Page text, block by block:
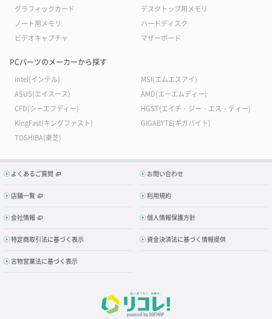
グラフィックカード
デスクトップ用メモリ
ノート用メモリ
ハードディスク
ビデオキャプチャ
マザーボード
PCパーツのメーカーから探す
intel(インテル)
MSI(エムエスアイ)
ASUS(エイスース)
AMD(エーエムディー)
CFD(シーエフディー)
HGST(エイチ・ジー・エス・ティー)
KingFast(キングファスト)
GIGABYTE(ギガバイト)
TOSHIBA(東芝)
よくあるご質問 お問い合わせ
店舗一覧 利用規約
会社情報 個人情報保護方針
特定商取引法に基づく表示 資金決済法に基づく情報提供
古物営業法に基づく表示